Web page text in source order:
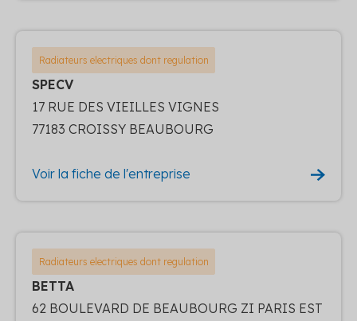
Radiateurs electriques dont regulation
SPECV
17 RUE DES VIEILLES VIGNES
77183 CROISSY BEAUBOURG
Voir la fiche de l'entreprise
Radiateurs electriques dont regulation
BETTA
62 BOULEVARD DE BEAUBOURG ZI PARIS EST